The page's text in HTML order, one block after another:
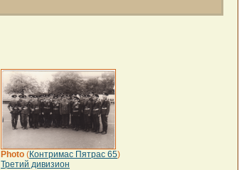
Photo (Контримас Пятрас 65)
Третий дивизион